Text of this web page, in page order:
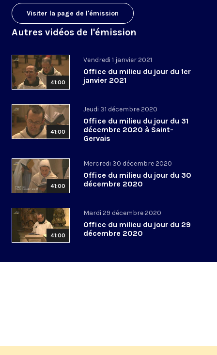
Visiter la page de l'émission
Autres vidéos de l'émission
41:00
Vendredi 1 janvier 2021
Office du milieu du jour du 1er
janvier 2021
41:00
Jeudi 31 décembre 2020
Office du milieu du jour du 31
décembre 2020 à Saint-
Gervais
41:00
Mercredi 30 décembre 2020
Office du milieu du jour du 30
décembre 2020
41:00
Mardi 29 décembre 2020
Office du milieu du jour du 29
décembre 2020